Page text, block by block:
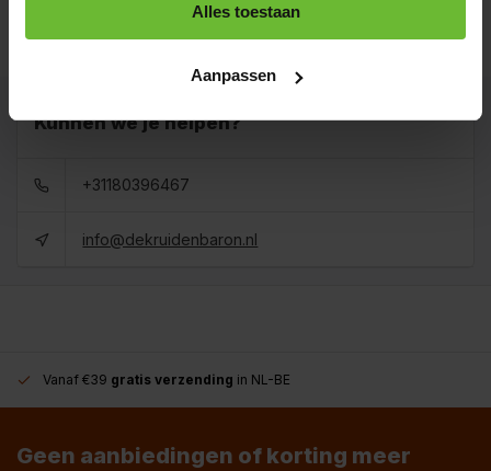
Alles toestaan
Aanpassen
Kunnen we je helpen?
+31180396467
info@dekruidenbaron.nl
Vanaf €39 gratis verzending in NL-BE
Geen aanbiedingen of korting meer